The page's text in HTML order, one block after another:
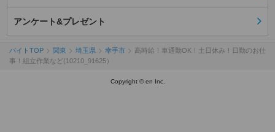
アンケート&プレゼント
バイトTOP 関東 埼玉県 幸手市
高時給！車通勤OK！土日休み！日勤のお仕
事！組立作業など(10210_91625）
Copyright © en Inc.